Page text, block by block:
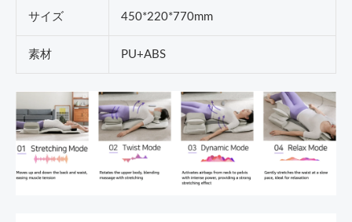
サイズ 450*220*770mm
素材 PU+ABS